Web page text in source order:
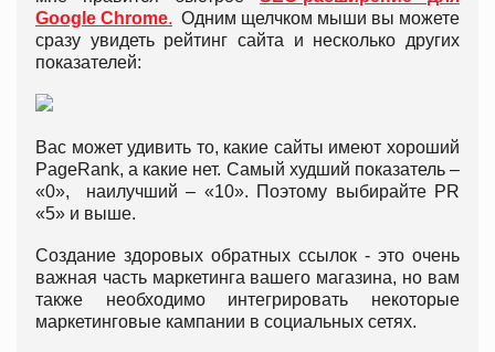
Google Chrome. Одним щелчком мыши вы можете
сразу увидеть рейтинг сайта и несколько других
показателей:
Вас может удивить то, какие сайты имеют хороший
PageRank, а какие нет. Самый худший показатель –
«0», наилучший – «10». Поэтому выбирайте PR
«5» и выше.
Создание здоровых обратных ссылок - это очень
важная часть маркетинга вашего магазина, но вам
также необходимо интегрировать некоторые
маркетинговые кампании в социальных сетях.